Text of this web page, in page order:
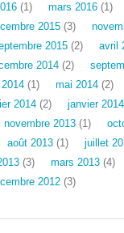
(1) mars 2016 (1)
2015 (3)
2015 (2) avril
2014 (2)
(1) mai 2014 (2)
2014 (2) janvier 2014
novembre 2013 (1)
août 2013 (1) juillet
(3) mars 2013 (4)
2012 (3)